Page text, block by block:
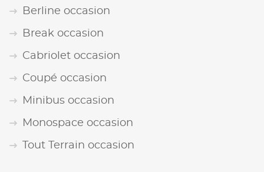
Berline occasion
Break occasion
Cabriolet occasion
Coupé occasion
Minibus occasion
Monospace occasion
Tout Terrain occasion